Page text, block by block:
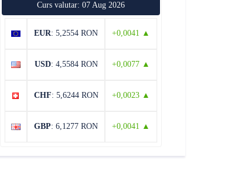
Curs valutar: 07 Aug 2026
EUR: 5,2554 RON +0,0041 ▲
USD: 4,5584 RON +0,0077 ▲
CHF: 5,6244 RON +0,0023 ▲
GBP: 6,1277 RON +0,0041 ▲